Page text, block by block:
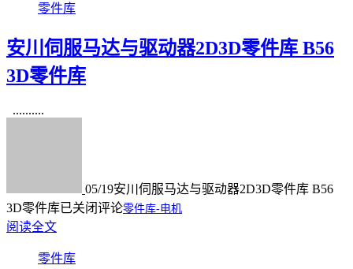
零件库
安川伺服马达与驱动器2D3D零件库 B56
3D零件库
..........
05/19安川伺服马达与驱动器2D3D零件库 B56
3D零件库已关闭评论零件库-电机
阅读全文
零件库